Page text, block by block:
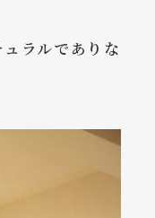
ラルでありな